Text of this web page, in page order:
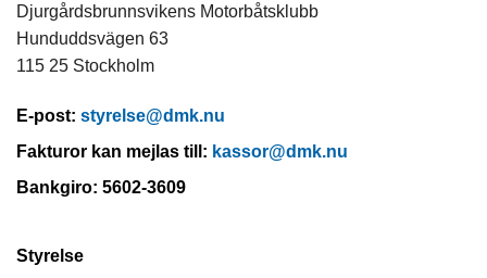
Djurgårdsbrunnsvikens Motorbåtsklubb
Hunduddsvägen 63
115 25 Stockholm
E-post: styrelse@dmk.nu
Fakturor kan mejlas till: kassor@dmk.nu
Bankgiro: 5602-3609
Styrelse